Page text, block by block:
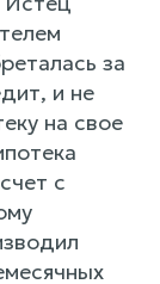
за
и не
на свое
с